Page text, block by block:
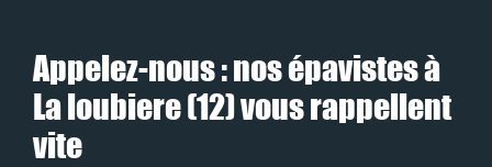
Appelez-nous : nos épavistes à
La loubiere (12) vous rappellent
vite